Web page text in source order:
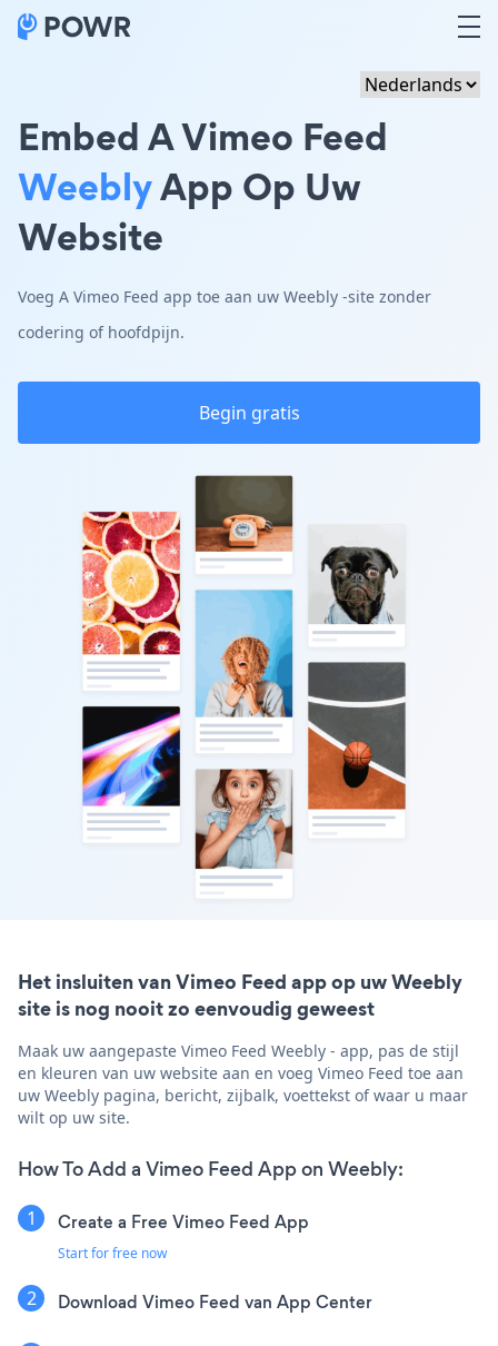
Embed A Vimeo Feed
WeeblyApp Op Uw
Website
Voeg A Vimeo Feed app toe aan uw Weebly -site zonder
codering of hoofdpijn.
Begin gratis
Het insluiten van Vimeo Feed app op uw Weebly
site is nog nooit zo eenvoudig geweest
Maak uw aangepaste Vimeo Feed Weebly - app, pas de stijl
en kleuren van uw website aan en voeg Vimeo Feed toe aan
uw Weebly pagina, bericht, zijbalk, voettekst of waar u maar
wilt op uw site.
How To Add a Vimeo Feed App on Weebly:
Create a Free Vimeo Feed App
Start for free now
Download Vimeo Feed van App Center